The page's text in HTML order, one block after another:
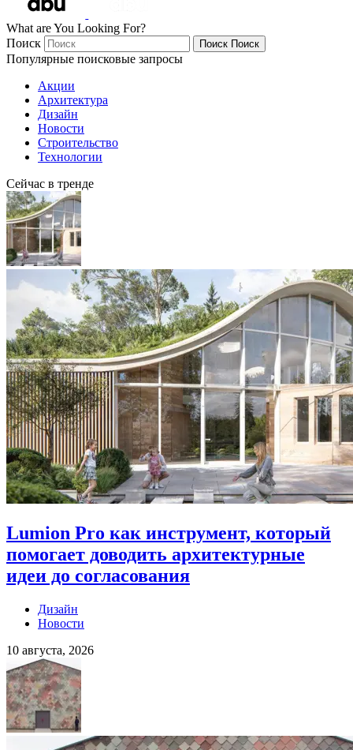
What are You Looking For?
Поиск
Поиск Поиск
Популярные поисковые запросы
Акции
Архитектура
Дизайн
Новости
Строительство
Технологии
Сейчас в тренде
Lumion Pro как инструмент, который
помогает доводить архитектурные
идеи до согласования
Дизайн
Новости
10 августа, 2026